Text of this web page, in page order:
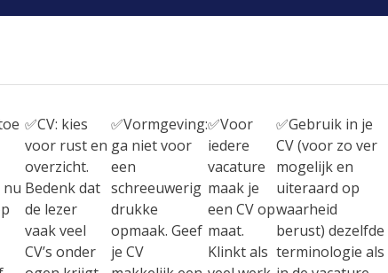
nu
✅CV: kies
voor rust en
overzicht.
Bedenk dat
de lezer
vaak veel
CV’s onder
✅Vormgeving:
ga niet voor
een
schreeuwerig
drukke
opmaak. Geef
je CV
✅Voor
iedere
vacature
maak je
een CV op
maat.
Klinkt als
✅Gebruik in je
CV (voor zo ver
mogelijk en
uiteraard op
waarheid
berust) dezelfde
terminologie als